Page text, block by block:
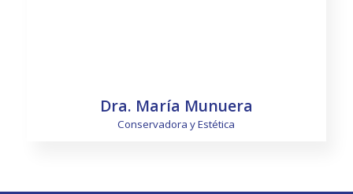
Dra. María Munuera
Conservadora y Estética